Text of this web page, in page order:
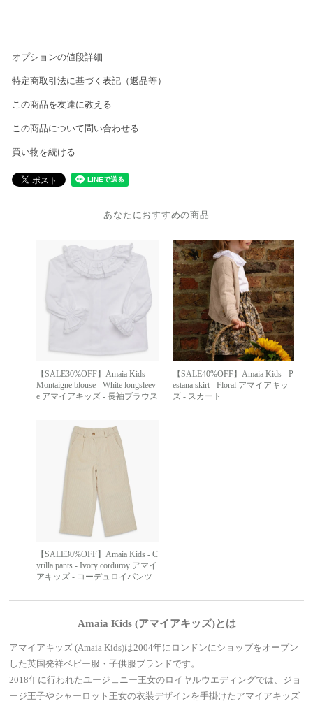
オプションの値段詳細
特定商取引法に基づく表記（返品等）
この商品を友達に教える
この商品について問い合わせる
買い物を続ける
あなたにおすすめの商品
【SALE30%OFF】Amaia Kids -
Montaigne blouse - White longsleev
e アマイアキッズ - 長袖ブラウス
【SALE40%OFF】Amaia Kids - P
estana skirt - Floral アマイアキッ
ズ - スカート
【SALE30%OFF】Amaia Kids - C
yrilla pants - Ivory corduroy アマイ
アキッズ - コーデュロイパンツ
Amaia Kids (アマイアキッズ)とは
アマイアキッズ (Amaia Kids)は2004年にロンドンにショップをオープン
した英国発祥ベビー服・子供服ブランドです。
2018年に行われたユージェニー王女のロイヤルウエディングでは、ジョ
ージ王子やシャーロット王女の衣装デザインを手掛けたアマイアキッズ